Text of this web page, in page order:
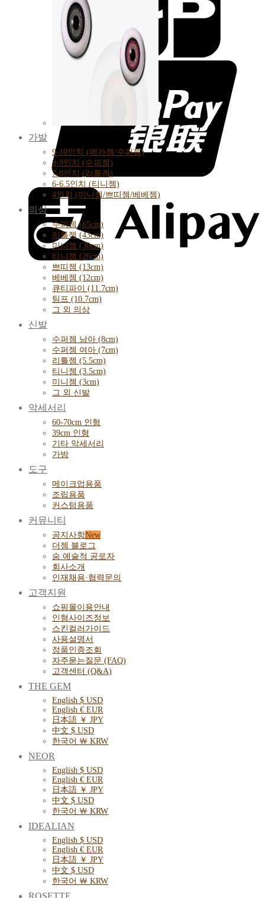
가발
9-10인치 (메가젬/수퍼젬)
8-9인치 (수퍼젬)
7-8인치 (리틀젬)
6-6.5인치 (티니젬)
4인치 (미니젬/쁘띠젬/베베젬)
의상
수퍼젬 (65cm)
리틀젬 (43cm)
미니젬 (30cm)
티니젬 (26cm)
쁘띠젬 (13cm)
베베젬 (12cm)
큐티파이 (11.7cm)
팀프 (10.7cm)
그 외 의상
신발
수퍼젬 남아 (8cm)
수퍼젬 여아 (7cm)
리틀젬 (5.5cm)
티니젬 (3.5cm)
미니젬 (3cm)
그 외 신발
악세서리
60-70cm 인형
39cm 인형
기타 악세서리
가방
도구
메이크업용품
조립용품
커스텀용품
커뮤니티
공지사항
더젬 블로그
숨 예술적 공로자
회사소개
인재채용·협력문의
고객지원
쇼핑몰이용안내
인형사이즈정보
스킨컬러가이드
사용설명서
정품인증조회
자주묻는질문 (FAQ)
고객센터 (Q&A)
THE GEM
English $ USD
English € EUR
日本語 ￥ JPY
中文 $ USD
한국어 ￦ KRW
NEOR
English $ USD
English € EUR
日本語 ￥ JPY
中文 $ USD
한국어 ￦ KRW
IDEALIAN
English $ USD
English € EUR
日本語 ￥ JPY
中文 $ USD
한국어 ￦ KRW